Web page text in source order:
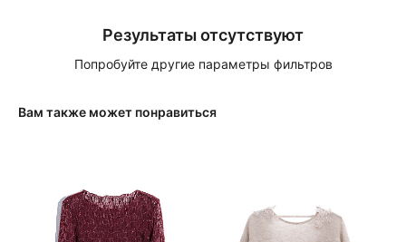
Результаты отсутствуют
Попробуйте другие параметры фильтров
Вам также может понравиться